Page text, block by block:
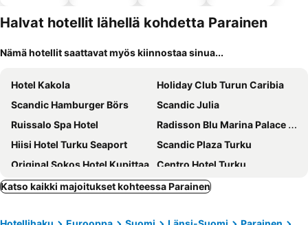
Halvat hotellit lähellä kohdetta Parainen
Nämä hotellit saattavat myös kiinnostaa sinua...
Hotel Kakola
Holiday Club Turun Caribia
Scandic Hamburger Börs
Scandic Julia
Ruissalo Spa Hotel
Radisson Blu Marina Palace Hotel, Turku
Hiisi Hotel Turku Seaport
Scandic Plaza Turku
Original Sokos Hotel Kupittaa
Centro Hotel Turku
Omena Hotel Turku Humalistonkatu
Original Sokos Hotel Wiklund
Katso kaikki majoitukset kohteessa Parainen